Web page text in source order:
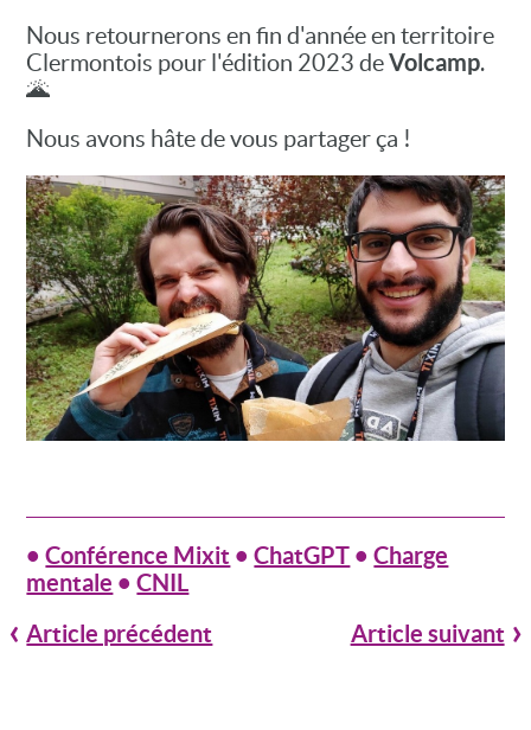
Nous retournerons en fin d'année en territoire
Clermontois pour l'édition 2023 deVolcamp.
🌋
Nous avons hâte de vous partager ça !
•Conférence Mixit •ChatGPT •Charge
mentale •CNIL
Article précédent
Article suivant